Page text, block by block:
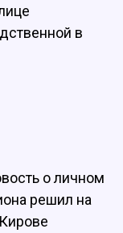
в
о личном
решил на